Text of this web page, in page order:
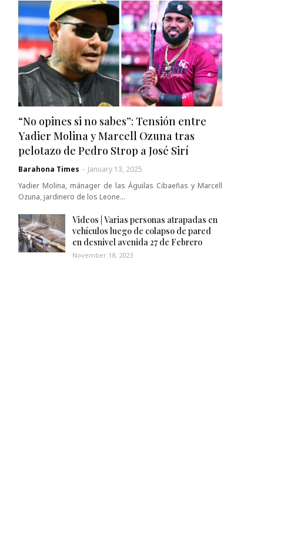
“No opines si no sabes”: Tensión entre
Yadier Molina y Marcell Ozuna tras
pelotazo de Pedro Strop a José Sirí
Barahona Times - January 13, 2025
Yadier Molina, mánager de las Águilas Cibaeñas y Marcell
Ozuna, jardinero de los Leone…
Videos | Varias personas atrapadas en
vehículos luego de colapso de pared
en desnivel avenida 27 de Febrero
November 18, 2023